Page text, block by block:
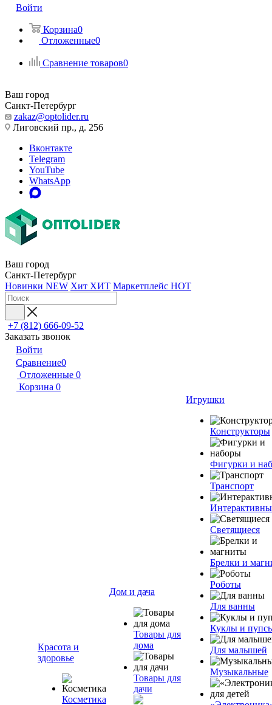
Войти
Корзина0
Отложенные0
Сравнение товаров0
Ваш город
Санкт-Петербург
zakaz@optolider.ru
Лиговский пр., д. 256
Вконтакте
Telegram
YouTube
WhatsApp
Ваш город
Санкт-Петербург
Новинки NEW Хит ХИТ Маркетплейс HOT
+7 (812) 666-09-52
Заказать звонок
Войти
Сравнение0
Отложенные 0
Корзина 0
Красота и
здоровье
Косметика
Дом и дача
Товары для
дома
Товары для
дачи
Игрушки
Конструкторы
Фигурки и
Транспорт
Светящиеся
Брелки и
Роботы
Для ванны
Куклы и
Для малышей
Музыкальные